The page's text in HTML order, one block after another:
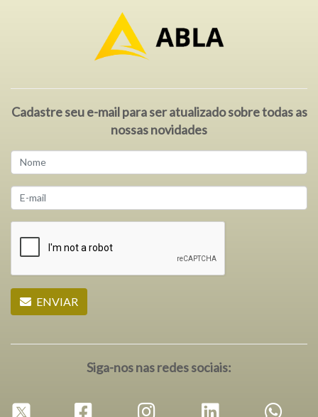
Cadastre seu e-mail para ser atualizado sobre todas as
nossas novidades
ENVIAR
Siga-nos nas redes sociais: